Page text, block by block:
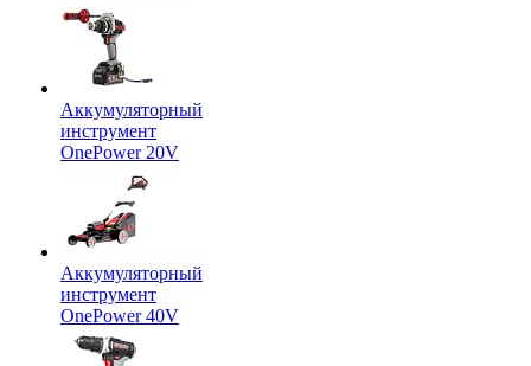
Аккумуляторный
инструмент
OnePower 20V
Аккумуляторный
инструмент
OnePower 40V